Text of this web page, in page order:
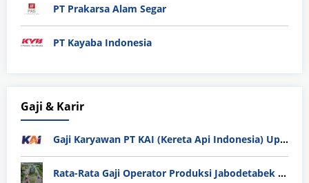
PT Prakarsa Alam Segar
PT Kayaba Indonesia
Gaji & Karir
Gaji Karyawan PT KAI (Kereta Api Indonesia) Update 2025
Rata-Rata Gaji Operator Produksi Jabodetabek 2025: Bedah Tuntas UMK, Lemburan, dan Realita Hidup Buruh